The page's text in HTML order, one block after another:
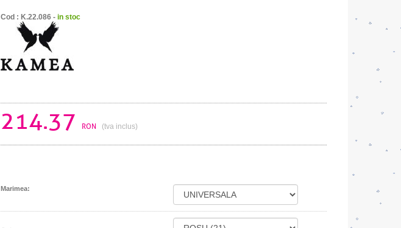
Cod : K.22.086 - in stoc
214.37 RON (tva inclus)
Marimea: